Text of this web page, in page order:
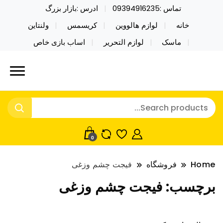
تماس :09394916235
ادرس :بازار بزرگ
خانه
لوازم هالووین کریسمس
ولنتاین
ماسک
لوازم التحریر اساب بازی خاص
نایکر توی فروش عمده لوازم هالووین
ولن تاین کادویی کریسمس اکسسوری
خرید محصولات خاص فیجت اسباب بازی تراول ماگ نایکر
توی فروش عمده لوازم هالووین ولن تاین کادویی
کریسمس اکسسوری ماسک در واردات مستقیم
0
Home فروشگاه فیجت چشم وزغی
برچسب: فیجت چشم وزغی